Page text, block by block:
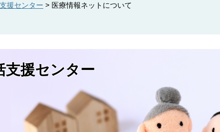
援センター > 医療情報ネットについて
支援センター